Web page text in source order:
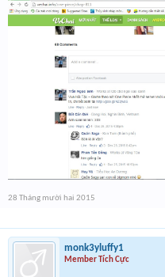
28 Tháng mười hai 2015
monk3yluffy1
Member Tích Cực